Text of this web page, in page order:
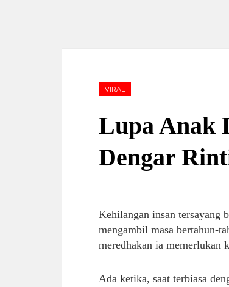
VIRAL
Lupa Anak
Dengar
Kehilangan insan tersayang
mengambil masa bertahun-
meredhakan ia memerlukan
Ada ketika, saat terbiasa